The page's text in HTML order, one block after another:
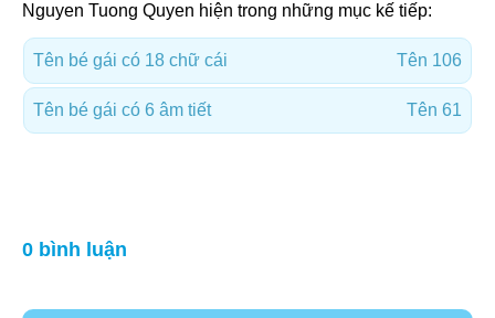
Nguyen Tuong Quyen hiện trong những mục kế tiếp:
Tên bé gái có 18 chữ cái Tên 106
Tên bé gái có 6 âm tiết Tên 61
0 bình luận